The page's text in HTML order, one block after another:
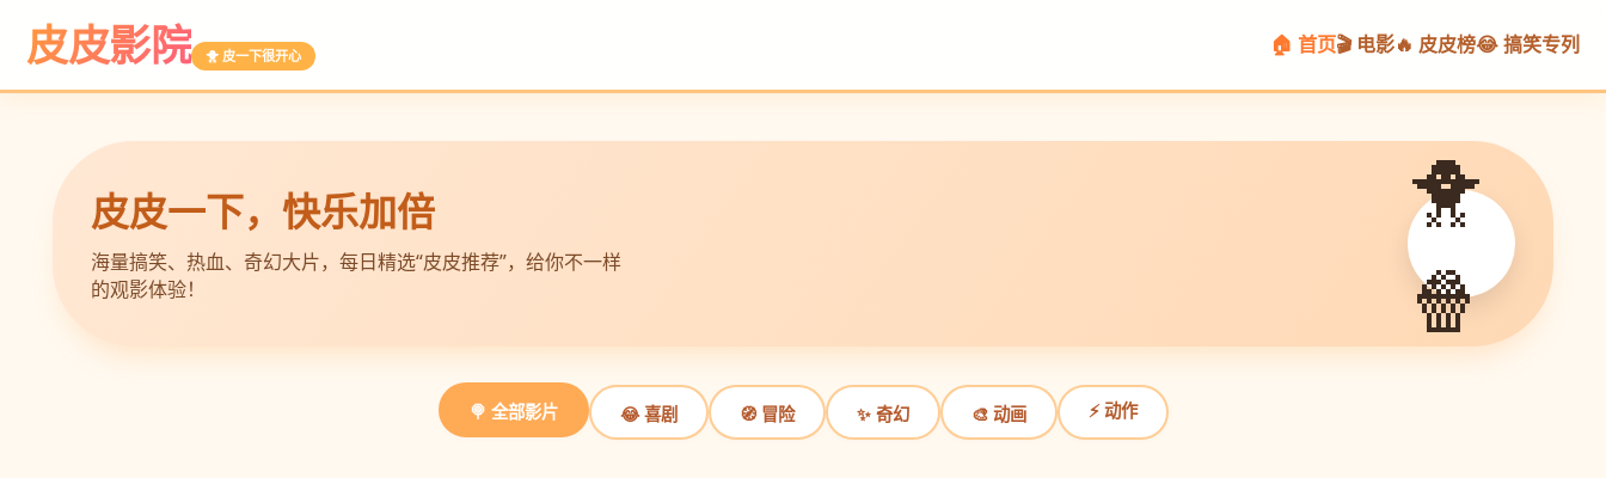
皮皮影院 🐥 皮一下很开心 🏠 首页🎬 电影🔥 皮皮榜😂 搞笑专列
皮皮一下，快乐加倍
海量搞笑、热血、奇幻大片，每日精选“皮皮推荐”，给你不一样
的观影体验！
🐥
🍿
🍭 全部影片 😂 喜剧 🧭 冒险 ✨ 奇幻 🎨 动画 ⚡ 动作